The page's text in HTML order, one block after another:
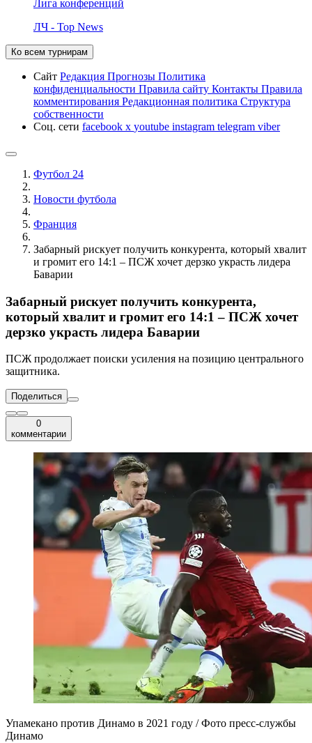
Лига конференций
ЛЧ - Top News
Ко всем турнирам
Сайт Редакция Прогнозы Политика
конфиденциальности Правила сайту Контакты Правила
комментирования Редакционная политика Структура
собственности
Соц. сети facebook x youtube instagram telegram viber
Футбол 24
Новости футбола
Франция
Забарный рискует получить конкурента, который хвалит
и громит его 14:1 – ПСЖ хочет дерзко украсть лидера
Баварии
Забарный рискует получить конкурента,
который хвалит и громит его 14:1 – ПСЖ хочет
дерзко украсть лидера Баварии
ПСЖ продолжает поиски усиления на позицию центрального
защитника.
Поделиться
0
комментарии
Упамекано против Динамо в 2021 году / Фото пресс-службы
Динамо